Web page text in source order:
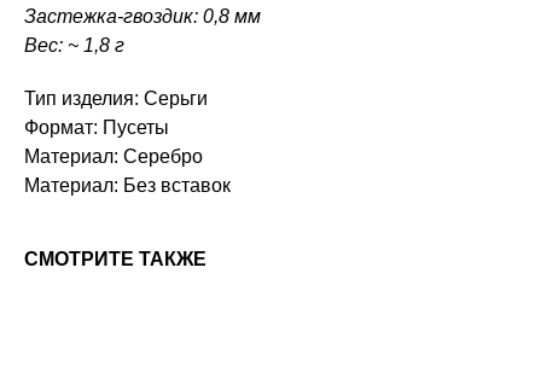
Застежка-гвоздик: 0,8 мм
Вес: ~ 1,8 г
Тип изделия: Серьги
Формат: Пусеты
Материал: Серебро
Материал: Без вставок
СМОТРИТЕ ТАКЖЕ